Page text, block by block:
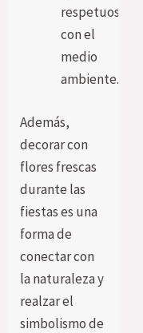
respetuosa
con el
medio
ambiente.
Además,
decorar con
flores frescas
durante las
fiestas es una
forma de
conectar con
la naturaleza y
realzar el
simbolismo de